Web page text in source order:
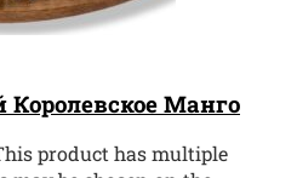
Манго
product has multiple